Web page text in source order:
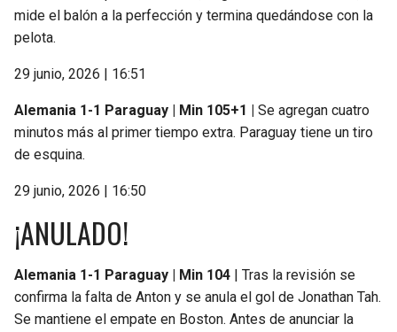
mide el balón a la perfección y termina quedándose con la
pelota.
29 junio, 2026 | 16:51
Alemania 1-1 Paraguay | Min 105+1 |
Se agregan cuatro
minutos más al primer tiempo extra. Paraguay tiene un tiro
de esquina.
29 junio, 2026 | 16:50
¡ANULADO!
Alemania 1-1 Paraguay | Min 104 | Tras la revisión se
confirma la falta de Anton y se anula el gol de Jonathan Tah.
Se mantiene el empate en Boston. Antes de anunciar la